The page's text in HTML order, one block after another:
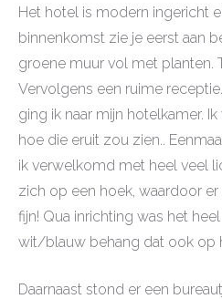
Het hotel is modern ingericht
binnenkomst zie je eerst aan
groene muur vol met planten.
Vervolgens een ruime
ging ik naar mijn hotelkamer.
hoe die eruit zou zien..
ik verwelkomd met heel veel
zich op een hoek, waardoor
fijn! Qua inrichting was het
wit/blauw behang dat ook op
Daarnaast stond er een